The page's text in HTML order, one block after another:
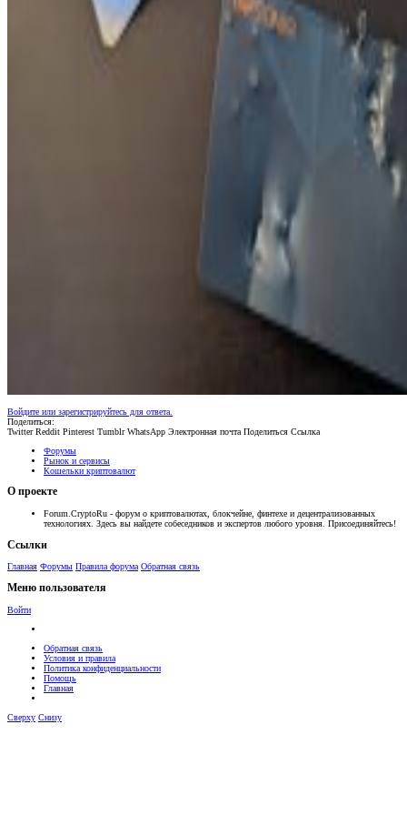
Войдите или зарегистрируйтесь для ответа.
Поделиться:
Twitter Reddit Pinterest Tumblr WhatsApp Электронная почта Поделиться Ссылка
Форумы
Рынок и сервисы
Кошельки криптовалют
О проекте
Forum.CryptoRu - форум о криптовалютах, блокчейне, финтехе и децентрализованных
технологиях. Здесь вы найдете собеседников и экспертов любого уровня. Присоединяйтесь!
Ссылки
Главная Форумы Правила форума Обратная связь
Меню пользователя
Войти
Обратная связь
Условия и правила
Политика конфиденциальности
Помощь
Главная
Сверху Снизу